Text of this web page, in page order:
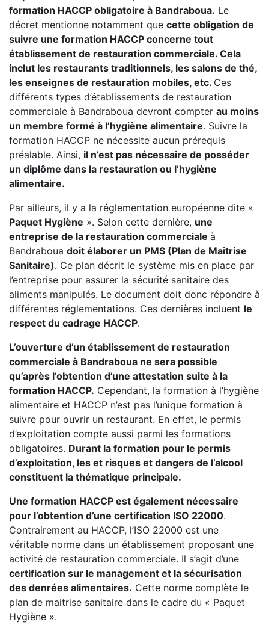
formation HACCP obligatoire à Bandraboua. Le
décret mentionne notamment que cette obligation de
suivre une formation HACCP concerne tout
établissement de restauration commerciale. Cela
inclut les restaurants traditionnels, les salons de thé,
les enseignes de restauration mobiles, etc. Ces
différents types d’établissements de restauration
commerciale à Bandraboua devront compter au moins
un membre formé à l’hygiène alimentaire. Suivre la
formation HACCP ne nécessite aucun prérequis
préalable. Ainsi, il n’est pas nécessaire de posséder
un diplôme dans la restauration ou l’hygiène
alimentaire.
Par ailleurs, il y a la réglementation européenne dite «
Paquet Hygiène ». Selon cette dernière, une
entreprise de la restauration commerciale à
Bandraboua doit élaborer un PMS (Plan de Maitrise
Sanitaire). Ce plan décrit le système mis en place par
l’entreprise pour assurer la sécurité sanitaire des
aliments manipulés. Le document doit donc répondre à
différentes réglementations. Ces dernières incluent le
respect du cadrage HACCP.
L’ouverture d’un établissement de restauration
commerciale à Bandraboua ne sera possible
qu’après l’obtention d’une attestation suite à la
formation HACCP. Cependant, la formation à l’hygiène
alimentaire et HACCP n’est pas l’unique formation à
suivre pour ouvrir un restaurant. En effet, le permis
d’exploitation compte aussi parmi les formations
obligatoires. Durant la formation pour le permis
d’exploitation, les et risques et dangers de l’alcool
constituent la thématique principale.
Une formation HACCP est également nécessaire
pour l’obtention d’une certification ISO 22000.
Contrairement au HACCP, l’ISO 22000 est une
véritable norme dans un établissement proposant une
activité de restauration commerciale. Il s’agit d’une
certification sur le management et la sécurisation
des denrées alimentaires. Cette norme complète le
plan de maitrise sanitaire dans le cadre du « Paquet
Hygiène ».